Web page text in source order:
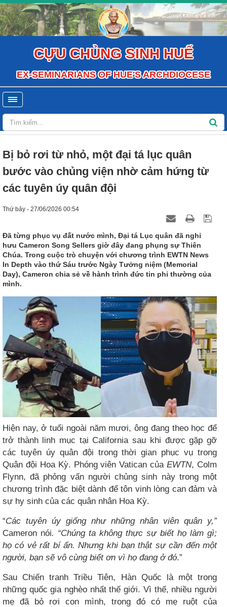
CỰU CHỦNG SINH HUẾ
EX-SEMINARIANS OF HUE'S ARCHDIOCESE
Bị bỏ rơi từ nhỏ, một đại tá lục quân
bước vào chủng viện nhờ cảm hứng từ
các tuyên úy quân đội
Thứ bảy - 27/06/2026 00:54
Đã từng phục vụ đất nước mình, Đại tá Lục quân đã nghỉ
hưu Cameron Song Sellers giờ đây đang phụng sự Thiên
Chúa. Trong cuộc trò chuyện với chương trình EWTN News
In Depth vào thứ Sáu trước Ngày Tưởng niệm (Memorial
Day), Cameron chia sẻ về hành trình đức tin phi thường của
mình.
Hiện nay, ở tuổi ngoài năm mươi, ông đang theo học để
trở thành linh mục tại California sau khi được gặp gỡ
các tuyên úy quân đội trong thời gian phục vụ trong
Quân đội Hoa Kỳ. Phóng viên Vatican củaEWTN, Colm
Flynn, đã phỏng vấn người chủng sinh này trong một
chương trình đặc biệt dành để tôn vinh lòng can đảm và
sự hy sinh của các quân nhân Hoa Kỳ.
“Các tuyên úy giống như những nhân viên quân y,”
Cameron nói. “Chúng ta không thực sự biết họ làm gì;
họ có vẻ rất bí ẩn. Nhưng khi bạn thật sự cần đến một
người, bạn sẽ vô cùng biết ơn vì họ đang ở đó.”
Sau Chiến tranh Triều Tiên, Hàn Quốc là một trong
những quốc gia nghèo nhất thế giới. Vì thế, nhiều người
mẹ đã bỏ rơi con mình, trong đó có mẹ ruột của